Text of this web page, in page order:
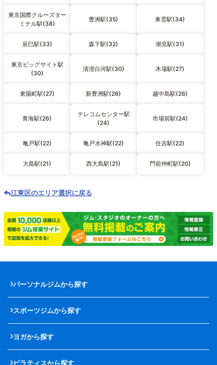
東京国際クルーズター
ミナル駅(38)
豊洲駅(35) 東雲駅(34)
辰巳駅(33) 森下駅(32) 潮見駅(31)
東京ビッグサイト駅
(30)
清澄白河駅(30) 木場駅(27)
東陽町駅(27) 新豊洲駅(26) 越中島駅(26)
青海駅(26)
テレコムセンター駅
(24)
市場前駅(24)
亀戸駅(22) 亀戸水神駅(22) 住吉駅(22)
大島駅(21) 西大島駅(21) 門前仲町駅(20)
江東区のエリア選択に戻る
パーソナルジムから探す
スポーツジムから探す
ヨガから探す
ピラティスから探す